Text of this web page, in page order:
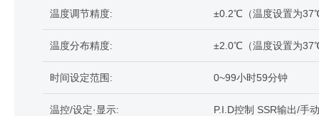
温度调节精度: ±0.2℃（温度设置为
温度分布精度: ±2.0℃（温度设置为
时间设定范围: 0~99小时59分钟
温控/设定·显示: P.I.D控制 SSR输出/手